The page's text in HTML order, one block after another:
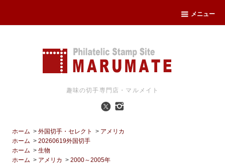
メニュー
趣味の切手専門店・マルメイト
ホーム >外国切手・セレクト > アメリカ
ホーム >20260619外国切手
ホーム >生物
ホーム > アメリカ >2000～2005年